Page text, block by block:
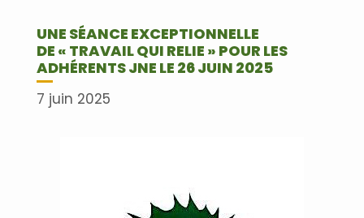
UNE SÉANCE EXCEPTIONNELLE
DE « TRAVAIL QUI RELIE » POUR LES
ADHÉRENTS JNE LE 26 JUIN 2025
7 juin 2025